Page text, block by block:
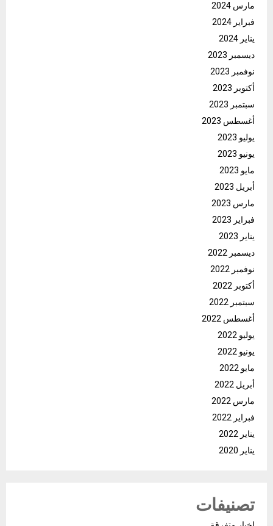
مارس 2024
فبراير 2024
يناير 2024
ديسمبر 2023
نوفمبر 2023
أكتوبر 2023
سبتمبر 2023
أغسطس 2023
يوليو 2023
يونيو 2023
مايو 2023
أبريل 2023
مارس 2023
فبراير 2023
يناير 2023
ديسمبر 2022
نوفمبر 2022
أكتوبر 2022
سبتمبر 2022
أغسطس 2022
يوليو 2022
يونيو 2022
مايو 2022
أبريل 2022
مارس 2022
فبراير 2022
يناير 2022
يناير 2020
تصنيفات